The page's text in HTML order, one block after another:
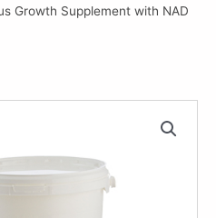
Growth Supplement with NAD